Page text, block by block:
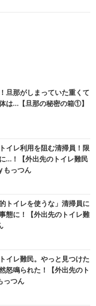
旦那がしまっていた重くて
は…【旦那の秘密の箱①】
イレ利用を阻む清掃員！限
…！【外出先のトイレ難民
もっつん
トイレを使うな」清掃員に
態に！【外出先のトイレ難
イレ難民。やっと見つけた
怒鳴られた！【外出先のト
っつん